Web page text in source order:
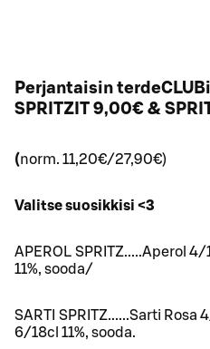
Perjantaisin
SPRITZIT 9,00€ &
(norm. 11,20€/27,90€)
Valitse suosikkisi <3
APEROL SPRITZ.....Aperol 4/
11%, sooda/
SARTI SPRITZ......Sarti Rosa
6/18cl 11%, sooda.